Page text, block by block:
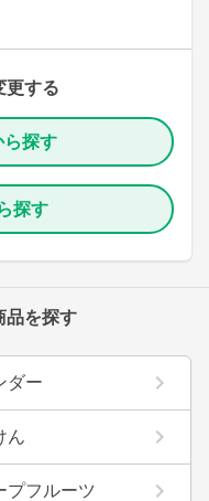
更する
ら探す
探す
品を探す
ダー
ん
プフルーツ